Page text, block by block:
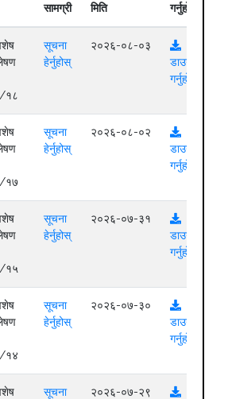
सामग्री
मिति
गर्नुहोस्
१८
सूचना
हेर्नुहोस्
२०२६-०८-०३
डाउनलोड
गर्नुहोस्
१७
सूचना
हेर्नुहोस्
२०२६-०८-०२
डाउनलोड
गर्नुहोस्
१५
सूचना
हेर्नुहोस्
२०२६-०७-३१
डाउनलोड
गर्नुहोस्
१४
सूचना
हेर्नुहोस्
२०२६-०७-३०
डाउनलोड
गर्नुहोस्
सूचना
२०२६-०७-२९